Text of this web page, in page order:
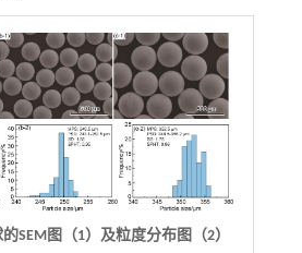
SEM图（1）及粒度分布图（2）